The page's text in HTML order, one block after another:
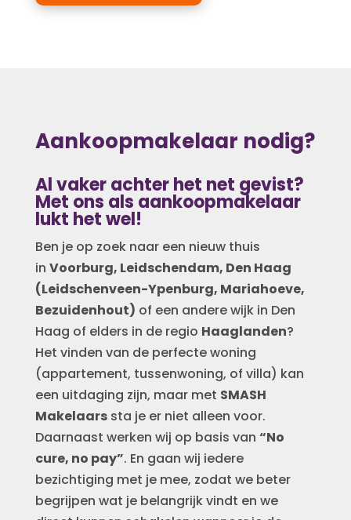
Aankoopmakelaar nodig?
Al vaker achter het net gevist?
Met ons als aankoopmakelaar
lukt het wel!
Ben je op zoek naar een nieuw thuis
in Voorburg, Leidschendam, Den Haag
(Leidschenveen-Ypenburg, Mariahoeve,
Bezuidenhout) of een andere wijk in Den
Haag of elders in de regio Haaglanden?
Het vinden van de perfecte woning
(appartement, tussenwoning, of villa) kan
een uitdaging zijn, maar met SMASH
Makelaarssta je er niet alleen voor.
Daarnaast werken wij op basis van “No
cure, no pay”. En gaan wij iedere
bezichtiging met je mee, zodat we beter
begrijpen wat je belangrijk vindt en we